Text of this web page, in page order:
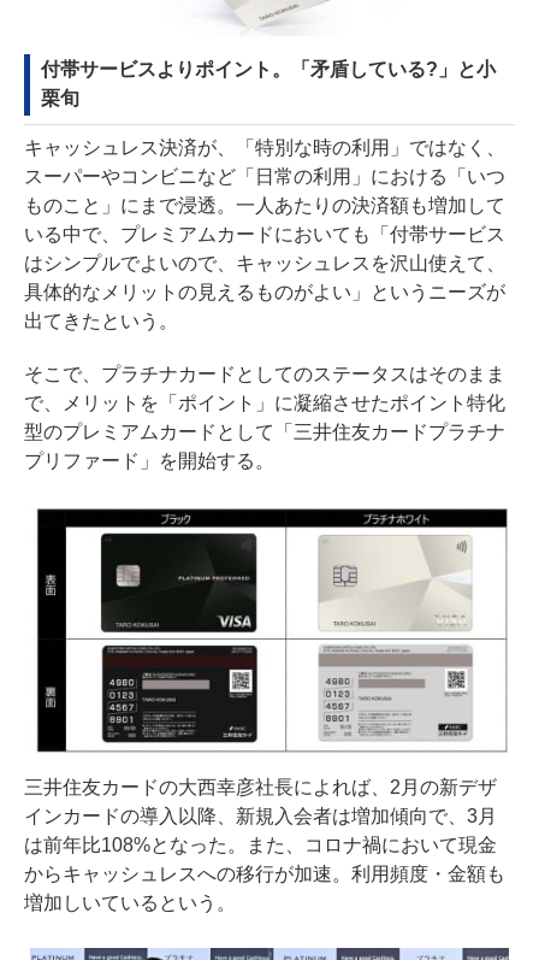
付帯サービスよりポイント。「矛盾している?」と小
栗旬
キャッシュレス決済が、「特別な時の利用」ではなく、
スーパーやコンビニなど「日常の利用」における「いつ
ものこと」にまで浸透。一人あたりの決済額も増加して
いる中で、プレミアムカードにおいても「付帯サービス
はシンプルでよいので、キャッシュレスを沢山使えて、
具体的なメリットの見えるものがよい」というニーズが
出てきたという。
そこで、プラチナカードとしてのステータスはそのまま
で、メリットを「ポイント」に凝縮させたポイント特化
型のプレミアムカードとして「三井住友カードプラチナ
プリファード」を開始する。
三井住友カードの大西幸彦社長によれば、2月の新デザ
インカードの導入以降、新規入会者は増加傾向で、3月
は前年比108%となった。また、コロナ禍において現金
からキャッシュレスへの移行が加速。利用頻度・金額も
増加しいているという。